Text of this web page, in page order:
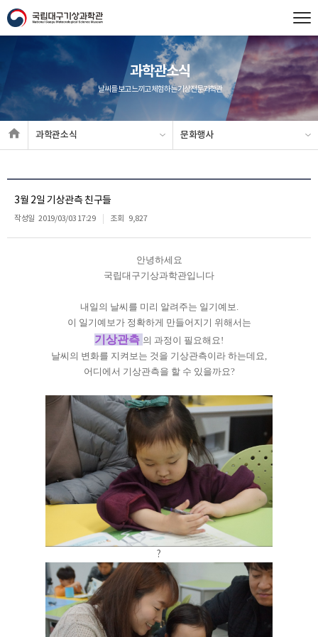
과학관소식
날씨를 보고 느끼고 체험하는 기상전문과학관
과학관소식 문화행사
3월 2일 기상관측 친구들
작성일 2019/03/03 17:29 조회 9,827
안녕하세요
국립대구기상과학관입니다
내일의 날씨를 미리 알려주는 일기예보.
이 일기예보가 정확하게 만들어지기 위해서는
기상관측 의 과정이 필요해요!
날씨의 변화를 지켜보는 것을 기상관측이라 하는데요,
어디에서 기상관측을 할 수 있을까요?
?